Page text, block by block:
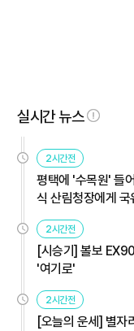
실시간 뉴스
2시간전
평택에 '수목원' 들
식 산림청장에게 국
2시간전
[시승기] 볼보
'여기로'
2시간전
[오늘의 운세] 별